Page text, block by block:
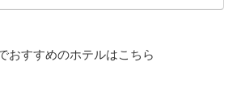
おすすめのホテルはこちら